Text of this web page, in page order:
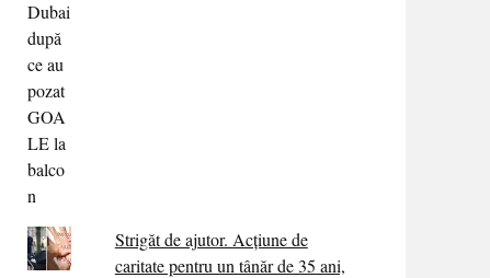
Strigăt de ajutor. Acțiune de
caritate pentru un tânăr de 35 ani,